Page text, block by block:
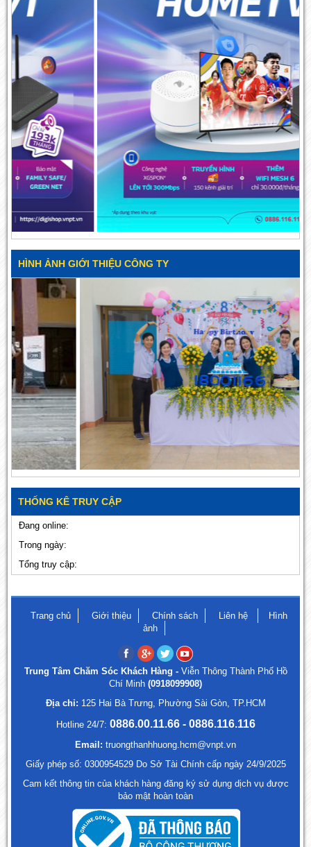
HÌNH ẢNH GIỚI THIỆU CÔNG TY
THỐNG KÊ TRUY CẬP
Đang online:
Trong ngày:
Tổng truy cập:
Trang chủ Giới thiệu Chính sách Liên hệ
Hình
ảnh
Trung Tâm Chăm Sóc Khách Hàng - Viễn Thông Thành Phố Hồ
Chí Minh (0918099908)
Địa chỉ: 125 Hai Bà Trưng, Phường Sài Gòn, TP.HCM
Hotline 24/7: 0886.00.11.66 - 0886.116.116
Email: truongthanhhuong.hcm@vnpt.vn
Giấy phép số: 0300954529 Do Sở Tài Chính cấp ngày 24/9/2025
Cam kết thông tin của khách hàng đăng ký sử dụng dịch vụ được
bảo mật hoàn toàn